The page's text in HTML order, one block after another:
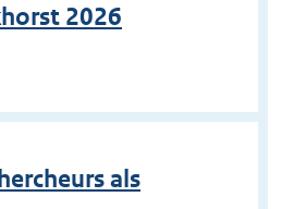
2026
als